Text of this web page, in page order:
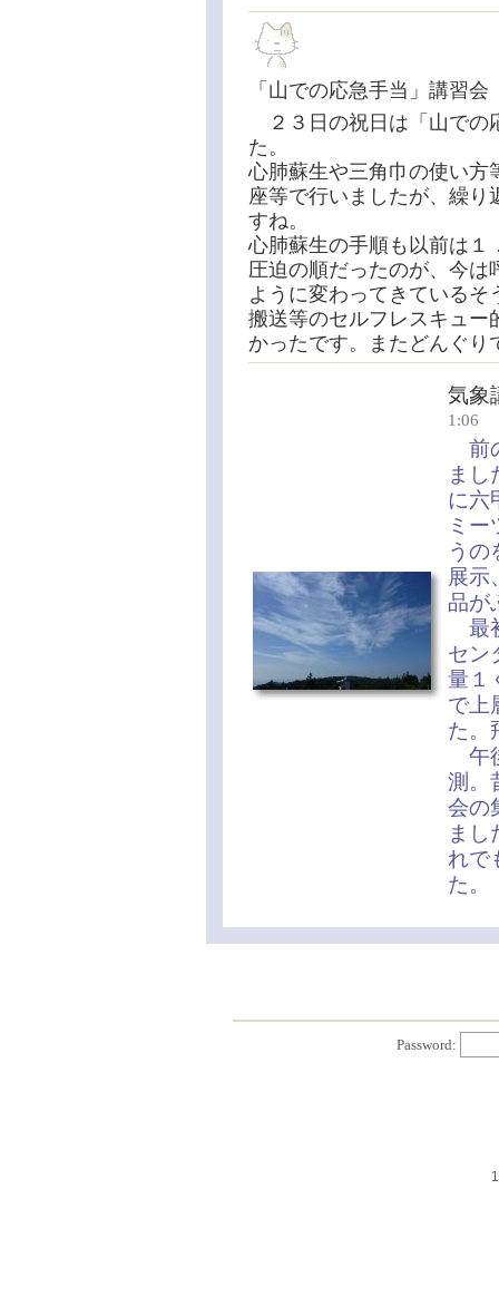
「山での応急手当」講習
２３日の祝日は「山での
た。
心肺蘇生や三角巾の使い方
座等で行いましたが、繰
すね。
心肺蘇生の手順も以前は１
圧迫の順だったのが、今は
ように変わってきているそ
搬送等のセルフレスキュー
かったです。またどんぐり
気
1:06
前
まし
に六
ミー
うの
展示
品が
最
セン
量１
で上
た。
午
測。
会の
まし
れで
た。
Password:
1